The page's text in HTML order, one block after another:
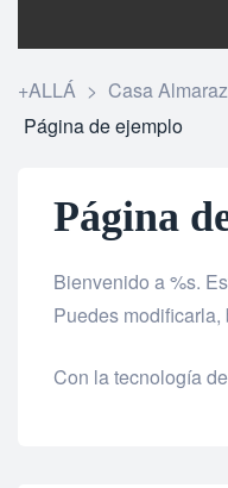
+ALLÁ > Casa
Página de ejemplo
Página
Bienvenido a %s.
Puedes modificarla,
Con la tecnología